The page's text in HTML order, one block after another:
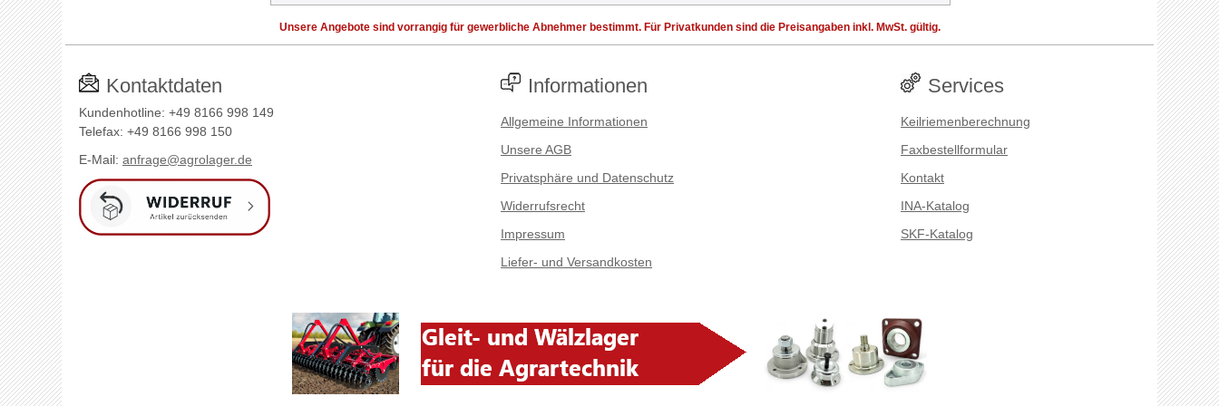
Unsere Angebote sind vorrangig für gewerbliche Abnehmer bestimmt. Für Privatkunden sind die Preisangaben inkl. MwSt. gültig.
Kontaktdaten
Kundenhotline: +49 8166 998 149
Telefax: +49 8166 998 150
E-Mail: anfrage@agrolager.de
Informationen
Allgemeine Informationen
Unsere AGB
Privatsphäre und Datenschutz
Widerrufsrecht
Impressum
Liefer- und Versandkosten
Services
Keilriemenberechnung
Faxbestellformular
Kontakt
INA-Katalog
SKF-Katalog